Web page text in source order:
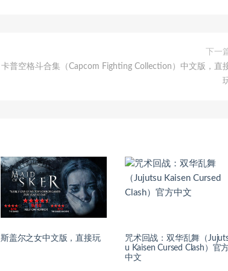
下一
卡普空格斗合集（Capcom Fighting Collection）中文版，直
斯盖尔之女中文版，直接玩
咒术回战：双华乱舞（
u Kaisen Cursed Clash）官
中文